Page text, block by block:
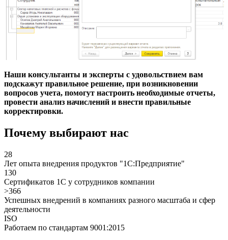
Наши консультанты и эксперты с удовольствием вам
подскажут правильное решение, при возникновении
вопросов учета, помогут настроить необходимые отчеты,
провести анализ начислений и внести правильные
корректировки.
Почему выбирают нас
28
Лет опыта внедрения продуктов "1С:Предприятие"
130
Сертификатов 1С у сотрудников компании
>366
Успешных внедрений в компаниях разного масштаба и сфер
деятельности
ISO
Работаем по стандартам 9001:2015